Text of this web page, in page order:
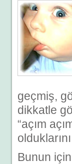
geçmiş,
dikkatle
“açım
Bunun